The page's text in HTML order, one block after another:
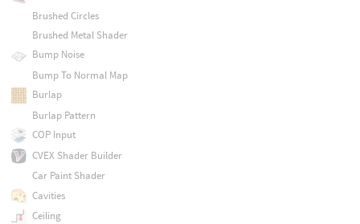
Brushed Circles
Brushed Metal Shader
Bump Noise
Bump To Normal Map
Burlap
Burlap Pattern
COP Input
CVEX Shader Builder
Car Paint Shader
Cavities
Ceiling